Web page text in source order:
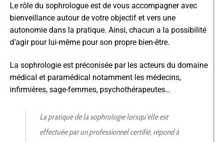
Le rôle du sophrologue est de vous accompagner avec
bienveillance autour de votre objectif et vers une
autonomie dans la pratique. Ainsi, chacun a la possibilité
d’agir pour lui-même pour son propre bien-être.
La sophrologie est préconisée par les acteurs du domaine
médical et paramédical notamment les médecins,
infirmières, sage-femmes, psychothérapeutes…
La pratique de la sophrologie lorsqu’elle est
effectuée par un professionnel certifié, répond à